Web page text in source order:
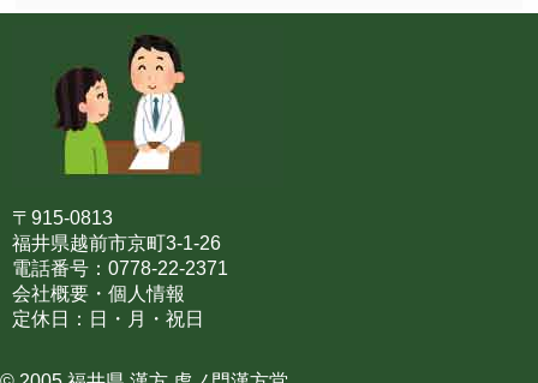
〒915-0813
福井県越前市京町3-1-26
電話番号：0778-22-2371
会社概要・個人情報
定休日：日・月・祝日